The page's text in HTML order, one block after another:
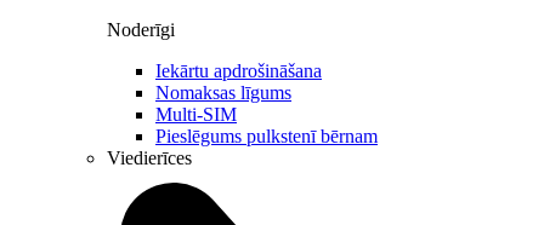
Noderīgi
Iekārtu apdrošināšana
Nomaksas līgums
Multi-SIM
Pieslēgums pulkstenī bērnam
Viedierīces